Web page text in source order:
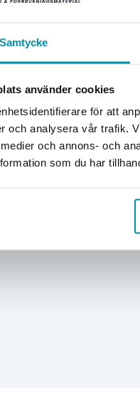
Samtycke
använder cookies
för att
och analysera vår trafik.
och annons- och
som du har